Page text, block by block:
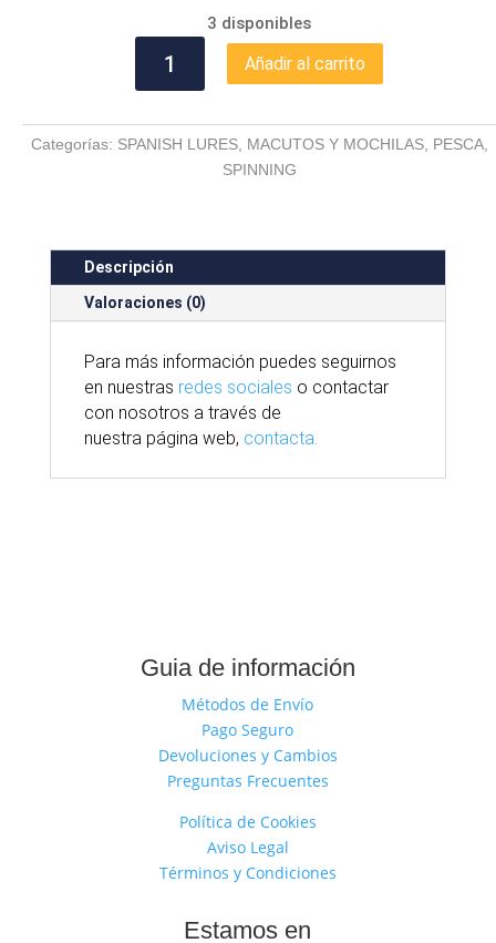
3 disponibles
LURES
cantidad
Añadir al carrito
Categorías: SPANISH LURES, MACUTOS Y MOCHILAS, PESCA,
SPINNING
Descripción
Valoraciones (0)
Para más información puedes seguirnos
en nuestras redes sociales o contactar
con nosotros a través de
nuestra página web, contacta.
Guia de información
Métodos de Envío
Pago Seguro
Devoluciones y Cambios
Preguntas Frecuentes
Política de Cookies
Aviso Legal
Términos y Condiciones
Estamos en